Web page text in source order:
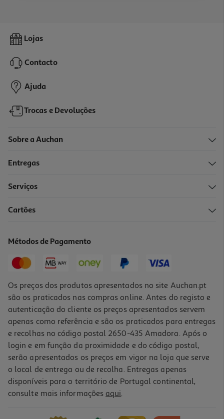
Lojas
Contacto
Ajuda
Trocas e Devoluções
Sobre a Auchan
Entregas
Serviços
Cartões
Métodos de Pagamento
Os preços dos produtos apresentados no site Auchan.pt
são os praticados nas compras online. Antes do registo e
autenticação do cliente os preços apresentados servem
apenas como referência e são os praticados para entregas
e recolhas no código postal 2650-435 Amadora. Após o
login e em função da proximidade e do código postal,
serão apresentados os preços em vigor na loja que serve
o local de entrega ou de recolha. Entregas apenas
disponíveis para o território de Portugal continental,
consulte mais informações aqui.